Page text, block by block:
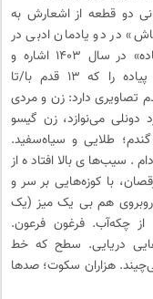
دو قطعه از اشعارش به‌
در دو یادمان ادبی در
برلین، به انتشار آلبوم «پیاده» در سال ۱۴۰۳ اشاره و
تصریح کرد: دی‌ماه آلبوم پیاده را که ۱۳ قدم با/تا
تصاویری دارد: زن و مردی
دونلی می‌نوازد، زن گیسو
طلایی و سیاه‌سفید.
سیب‌های بالا افتاده از
با کوزه‌هایی بر سر و
هم بی یک میز (یک
چکه‌آب. فرغون فرعون.
دریایی. سطح که خط
هزاران سکوت؛ صدها